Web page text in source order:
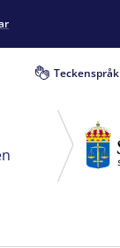
Teckenspråk